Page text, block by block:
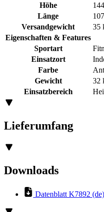
Höhe
Länge
Versandgewicht
35
Eigenschaften & Features
Sportart
Einsatzort
Farbe
Gewicht
32
Einsatzbereich
Lieferumfang
Downloads
Datenblatt K7892 (de)